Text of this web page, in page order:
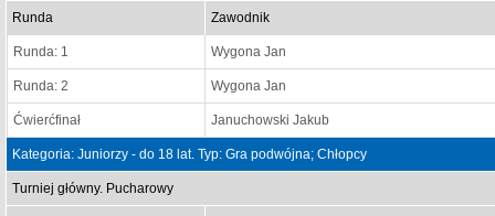
Runda Zawodnik
Runda: 1 Wygona Jan
Runda: 2 Wygona Jan
Ćwierćfinał Januchowski Jakub
Kategoria: Juniorzy - do 18 lat. Typ: Gra podwójna; Chłopcy
Turniej główny. Pucharowy